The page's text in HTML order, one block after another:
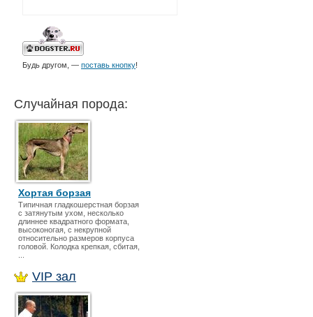
Будь другом, — поставь кнопку!
Случайная порода:
Хортая борзая
Типичная гладкошерстная борзая
с затянутым ухом, несколько
длиннее квадратного формата,
высоконогая, с некрупной
относительно размеров корпуса
головой. Колодка крепкая, сбитая,
VIP зал